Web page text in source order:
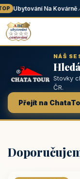
Ubytování Na Kovárně📍
NÁŠ
Stovky
ČR.
Přejít na